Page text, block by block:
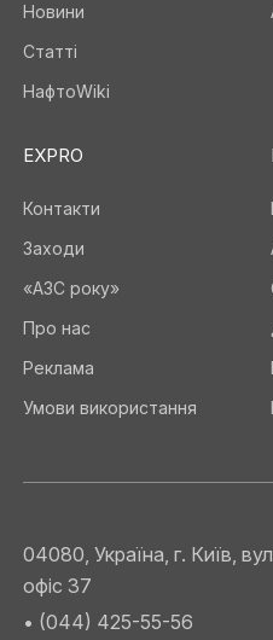
Новини
Статті
НафтоWiki
EXPRO
Контакти
Заходи
«АЗС року»
Про нас
Реклама
Умови використання
04080, Україна, г. Київ,
офіс 37
• (044) 425-55-56